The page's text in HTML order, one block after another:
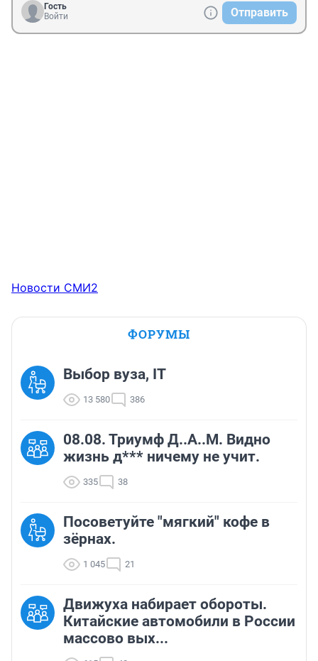
Гость
Войти
Отправить
Новости СМИ2
ФОРУМЫ
Выбор вуза, IT
13 580 386
08.08. Триумф Д..А..М. Видно
жизнь д*** ничему не учит.
335 38
Посоветуйте "мягкий" кофе в
зёрнах.
1 045 21
Движуха набирает обороты.
Китайские автомобили в России
массово вых...